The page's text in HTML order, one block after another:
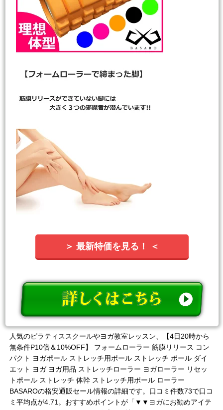
＞ 最新特価を見る！ ＜
人気のピラティススクールやヨガ教室レッスン、【4日20時から
無条件P10倍＆10%OFF】 フォームローラー 筋膜リリース コン
パクト ヨガポール ストレッチ用ポール ストレッチ ポール ダイ
エット ヨガ ヨガ用品 ストレッチローラー ヨガローラー リセッ
トポール ストレッチ 体幹 ストレッチ用ポール ローラー
BASAROの格安通販セール情報の詳細です。口コミ件数73で口コ
ミ平均点が4.71。おすすめポイントが「▼▼ヨガにお勧めアイテ